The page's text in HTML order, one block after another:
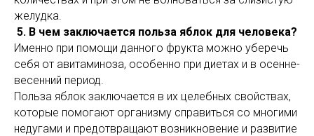
желудка.
5. В чем заключается польза яблок для человека?
Именно при помощи данного фрукта можно уберечь
себя от авитаминоза, особенно при диетах и в осенне-
весенний период.
Польза яблок заключается в их целебных свойствах,
которые помогают организму справиться со многими
недугами и предотвращают возникновение и развитие